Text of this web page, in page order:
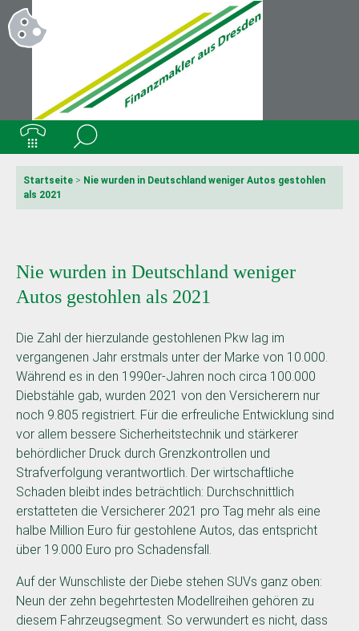
Startseite > Nie wurden in Deutschland weniger Autos gestohlen
als 2021
Nie wurden in Deutschland weniger
Autos gestohlen als 2021
Die Zahl der hierzulande gestohlenen Pkw lag im
vergangenen Jahr erstmals unter der Marke von 10.000.
Während es in den 1990er-Jahren noch circa 100.000
Diebstähle gab, wurden 2021 von den Versicherern nur
noch 9.805 registriert. Für die erfreuliche Entwicklung sind
vor allem bessere Sicherheitstechnik und stärkerer
behördlicher Druck durch Grenzkontrollen und
Strafverfolgung verantwortlich. Der wirtschaftliche
Schaden bleibt indes beträchtlich: Durchschnittlich
erstatteten die Versicherer 2021 pro Tag mehr als eine
halbe Million Euro für gestohlene Autos, das entspricht
über 19.000 Euro pro Schadensfall.
Auf der Wunschliste der Diebe stehen SUVs ganz oben:
Neun der zehn begehrtesten Modellreihen gehören zu
diesem Fahrzeugsegment. So verwundert es nicht, dass